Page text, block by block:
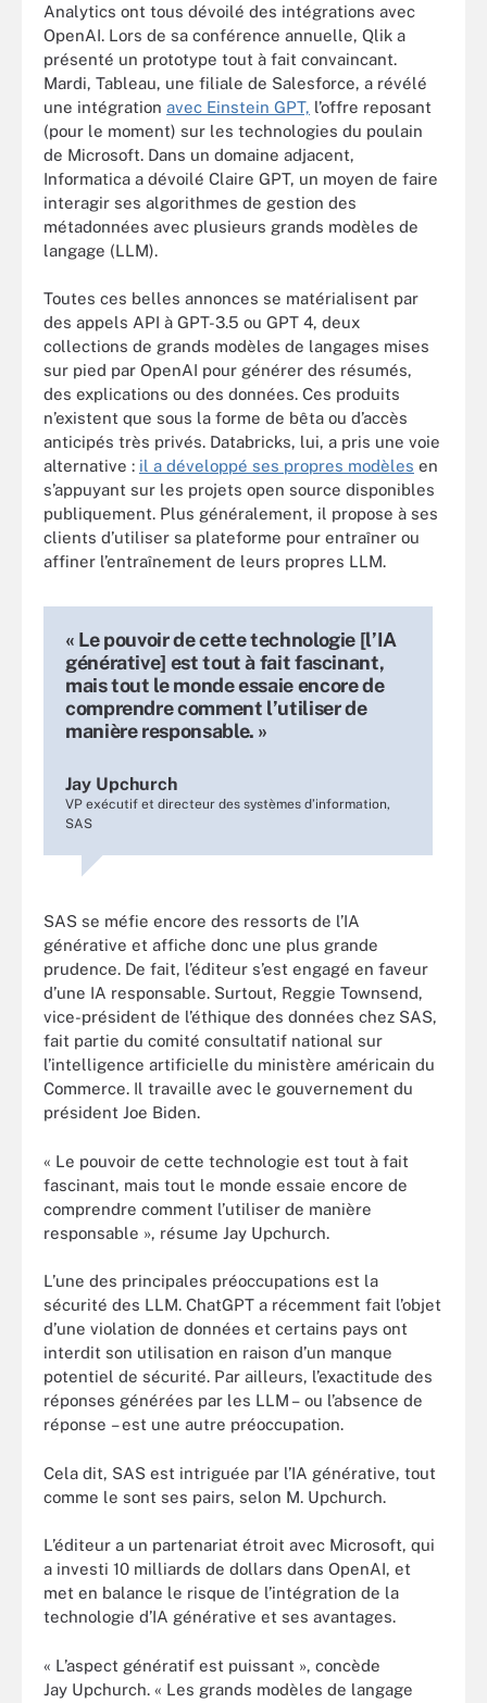
Analytics ont tous dévoilé des intégrations avec
OpenAI. Lors de sa conférence annuelle, Qlik a
présenté un prototype tout à fait convaincant.
Mardi, Tableau, une filiale de Salesforce, a révélé
une intégration avec Einstein GPT, l’offre reposant
(pour le moment) sur les technologies du poulain
de Microsoft. Dans un domaine adjacent,
Informatica a dévoilé Claire GPT, un moyen de faire
interagir ses algorithmes de gestion des
métadonnées avec plusieurs grands modèles de
langage (LLM).
Toutes ces belles annonces se matérialisent par
des appels API à GPT-3.5 ou GPT 4, deux
collections de grands modèles de langages mises
sur pied par OpenAI pour générer des résumés,
des explications ou des données. Ces produits
n’existent que sous la forme de bêta ou d’accès
anticipés très privés. Databricks, lui, a pris une voie
alternative : il a développé ses propres modèles en
s’appuyant sur les projets open source disponibles
publiquement. Plus généralement, il propose à ses
clients d’utiliser sa plateforme pour entraîner ou
affiner l’entraînement de leurs propres LLM.
« Le pouvoir de cette technologie [l’IA
générative] est tout à fait fascinant,
mais tout le monde essaie encore de
comprendre comment l’utiliser de
manière responsable. »
Jay Upchurch
VP exécutif et directeur des systèmes d’information,
SAS
SAS se méfie encore des ressorts de l’IA
générative et affiche donc une plus grande
prudence. De fait, l’éditeur s’est engagé en faveur
d’une IA responsable. Surtout, Reggie Townsend,
vice-président de l’éthique des données chez SAS,
fait partie du comité consultatif national sur
l’intelligence artificielle du ministère américain du
Commerce. Il travaille avec le gouvernement du
président Joe Biden.
« Le pouvoir de cette technologie est tout à fait
fascinant, mais tout le monde essaie encore de
comprendre comment l’utiliser de manière
responsable », résume Jay Upchurch.
L’une des principales préoccupations est la
sécurité des LLM. ChatGPT a récemment fait l’objet
d’une violation de données et certains pays ont
interdit son utilisation en raison d’un manque
potentiel de sécurité. Par ailleurs, l’exactitude des
réponses générées par les LLM – ou l’absence de
réponse – est une autre préoccupation.
Cela dit, SAS est intriguée par l’IA générative, tout
comme le sont ses pairs, selon M. Upchurch.
L’éditeur a un partenariat étroit avec Microsoft, qui
a investi 10 milliards de dollars dans OpenAI, et
met en balance le risque de l’intégration de la
technologie d’IA générative et ses avantages.
« L’aspect génératif est puissant », concède
Jay Upchurch. « Les grands modèles de langage